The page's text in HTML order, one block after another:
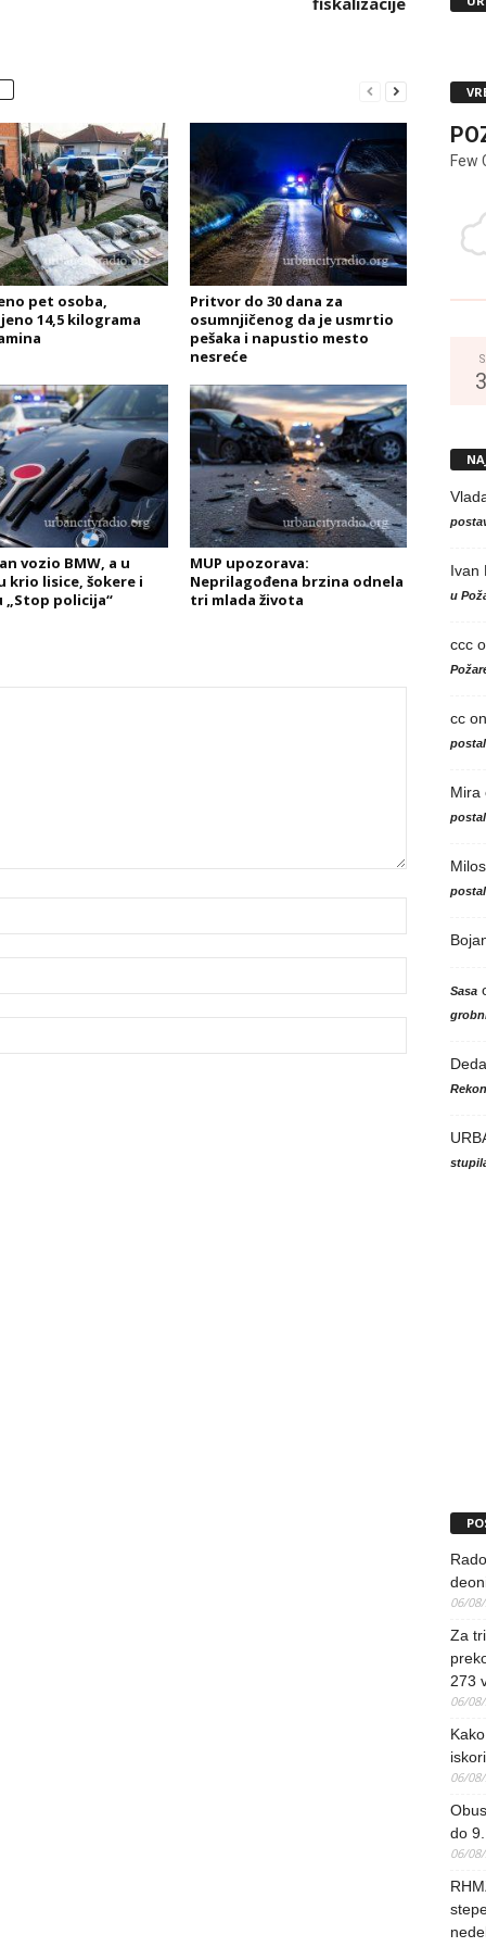
pet osoba,
14,5 kilograma
Pritvor do 30 dana za
osumnjičenog da je usmrtio
pešaka i napustio mesto
nesreće
vozio BMW, a u
krio lisice, šokere i
policija“
MUP upozorava:
Neprilagođena brzina odnela
tri mlada života
Few
Ivan
u
ccc
cc
Mira
Milos
Sasa
Deda
06/
Za
273
06/
06/
do
06/